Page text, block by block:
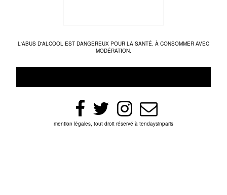
L'ABUS D'ALCOOL EST DANGEREUX POUR LA SANTÉ. À CONSOMMER AVEC
MODÉRATION.
mention légales, tout droit réservé à tendaysinparis